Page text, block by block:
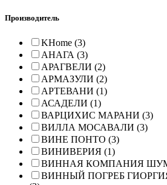
Производитель
KHome (3)
АНАГА (3)
АРАГВЕЛИ (2)
АРМАЗУЛИ (2)
АРТЕВАНИ (1)
АСАДЕЛИ (1)
ВАРЦИХИС МАРАНИ (3)
ВИЛЛА МОСАВАЛИ (3)
ВИНЕ ПОНТО (3)
ВИНИВЕРИЯ (1)
ВИННАЯ КОМПАНИЯ
ВИННЫЙ ПОГРЕБ